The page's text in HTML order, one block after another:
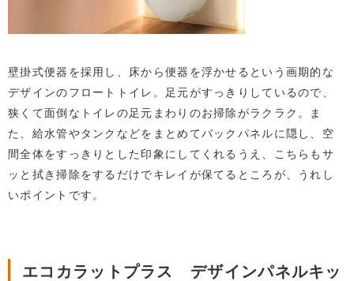
壁掛式便器を採用し、床から便器を浮かせるという画期的な
デザインのフロートトイレ。足元がすっきりしているので、
狭くて面倒なトイレの足元まわりのお掃除がラクラク。ま
た、給水管やタンクなどをまとめてバックパネルに隠し、空
間全体をすっきりとした印象にしてくれるうえ、こちらもサ
ッと拭き掃除をするだけでキレイが保てるところが、うれし
いポイントです。
エコカラットプラス デザインパネルキッ